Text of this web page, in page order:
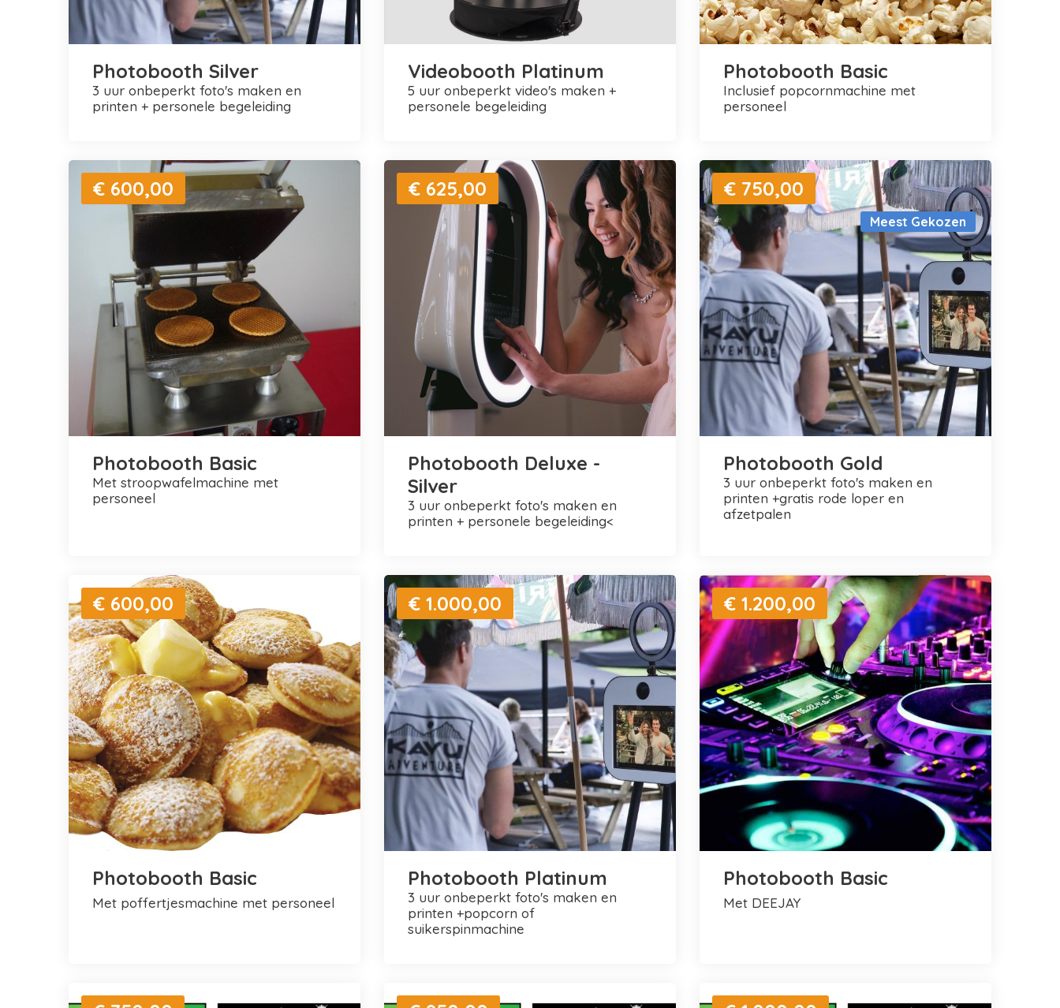
Photobooth Silver
3 uur onbeperkt foto's maken en
printen + personele begeleiding
Videobooth Platinum
5 uur onbeperkt video's maken +
personele begeleiding
Photobooth Basic
inclusief popcornmachine met
personeel
€ 600,00
Photobooth Basic
met stroopwafelmachine met
personeel
€ 625,00
Photobooth Deluxe -
Silver
3 uur onbeperkt foto's maken en
printen + personele begeleiding<
Meest Gekozen
€ 750,00
Photobooth Gold
3 uur onbeperkt foto's maken en
printen +gratis rode loper en
afzetpalen
€ 600,00
Photobooth Basic
met poffertjesmachine met personeel
€ 1.000,00
Photobooth Platinum
3 uur onbeperkt foto's maken en
printen +popcorn of
suikerspinmachine
€ 1.200,00
Photobooth Basic
met DEEJAY